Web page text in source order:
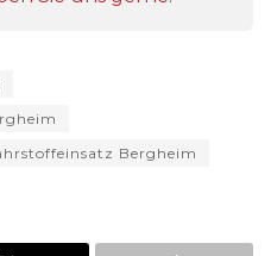
Bergheim